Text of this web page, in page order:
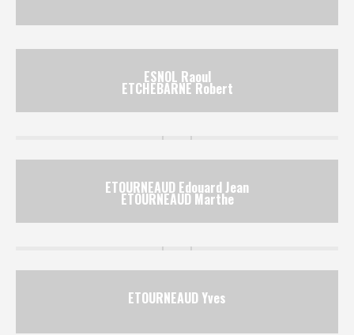
ESNOL Raoul
ETCHEBARNE Robert
ETOURNEAUD Edouard Jean
ETOURNEAUD Marthe
ETOURNEAUD Yves